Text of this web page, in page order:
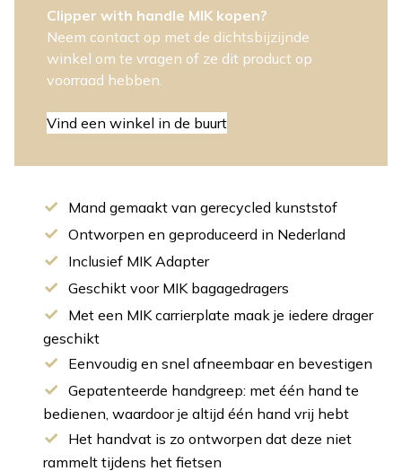
Clipper with handle MIK kopen?
Neem contact op met de dichtsbijzijnde
winkel om te vragen of ze dit product op
voorraad hebben.
Vind een winkel in de buurt
Mand gemaakt van gerecycled kunststof
Ontworpen en geproduceerd in Nederland
Inclusief MIK Adapter
Geschikt voor MIK bagagedragers
Met een MIK carrierplate maak je iedere drager
geschikt
Eenvoudig en snel afneembaar en bevestigen
Gepatenteerde handgreep: met één hand te
bedienen, waardoor je altijd één hand vrij hebt
Het handvat is zo ontworpen dat deze niet
rammelt tijdens het fietsen